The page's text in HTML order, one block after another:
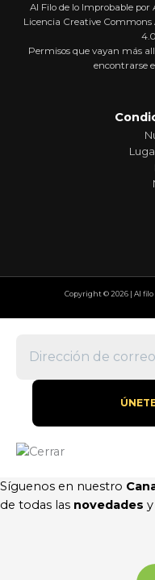
Al Filo de lo Improbable
Licencia Creative
Permisos que vayan más
encontrarse
Copyright © 2026 | Al
Síguenos en nuestro
de todas las novedades y